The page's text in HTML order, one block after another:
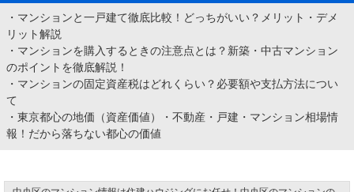
・ マンションと一戸建て徹底比較！どっちがいい？メリット・デメ
リット解説
・ マンションを購入するときの注意点とは？新築・中古マンション
のポイントを徹底解説！
・ マンションの固定資産税はどれくらい？必要額や支払方法につい
て
・ 東京都心の地価（資産価値）・不動産・戸建・マンション相場情
報！だから落ちない都心の価値